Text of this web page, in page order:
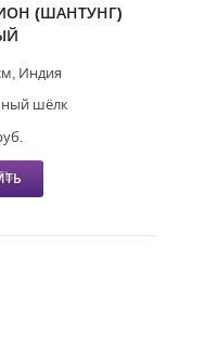
(ШАНТУНГ)
Индия
шёлк